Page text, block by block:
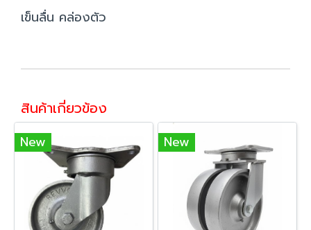
เข็นลื่น คล่องตัว
สินค้าเกี่ยวข้อง
New New